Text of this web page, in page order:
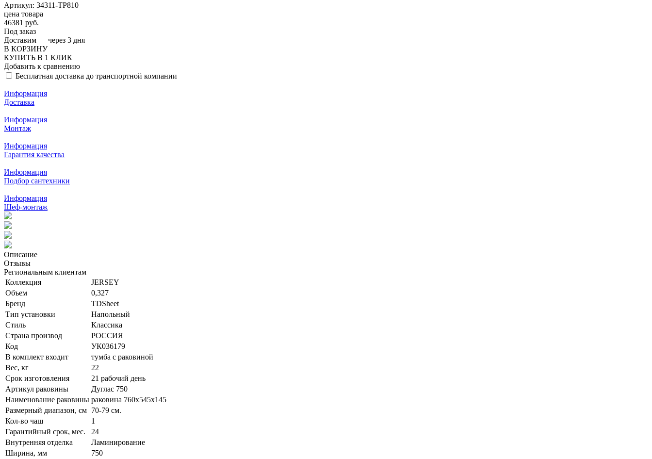
Артикул: 34311-TP810
цена товара
46381 руб.
Под заказ
Доставим — через 3 дня
В КОРЗИНУ
КУПИТЬ В 1 КЛИК
Добавить к сравнению
Бесплатная доставка до транспортной компании
Информация
Доставка
Информация
Монтаж
Информация
Гарантия качества
Информация
Подбор сантехники
Информация
Шеф-монтаж
Описание
Отзывы
Региональным клиентам
Коллекция
JERSEY
Объем
0,327
Бренд
TDSheet
Тип установки
Напольный
Стиль
Классика
Страна производ
РОССИЯ
Код
УК036179
В комплект входит
тумба с раковиной
Вес, кг
22
Срок изготовления
21 рабочий день
Артикул раковины
Дуглас 750
Наименование раковины раковина 760х545х145
Размерный диапазон, см 70-79 см.
Кол-во чаш
1
Гарантийный срок, мес.
24
Внутренняя отделка
Ламинирование
Ширина, мм
750